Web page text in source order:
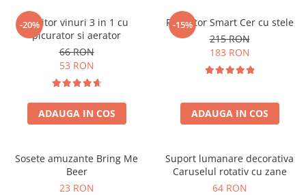
-20%
Racitor vinuri 3 in 1 cu
picurator si aerator
66 RON
53 RON
ADAUGA IN COS
-15%
Proiector Smart Cer cu stele
215 RON
183 RON
ADAUGA IN COS
Sosete amuzante Bring Me
Beer
23 RON
Suport lumanare decorativa
Caruselul rotativ cu zane
64 RON